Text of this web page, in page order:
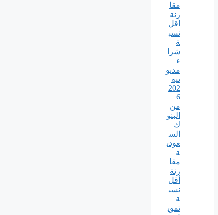
مقا
رنة
أقل
نسب
ة
شرا
ء
مديو
نية
202
6
من
البنو
ك
الس
عودي
ة
مقا
رنة
أقل
نسب
ة
تموي